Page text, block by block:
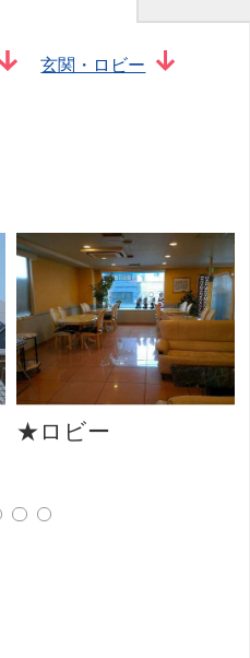
玄関・ロビー
★ロビー